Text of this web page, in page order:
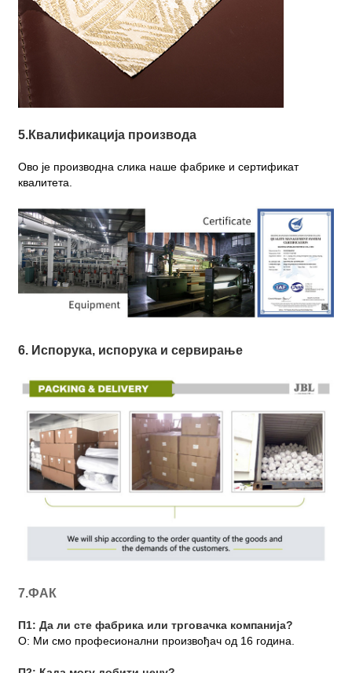
5.Квалификација производа
Ово је производна слика наше фабрике и сертификат
квалитета.
6. Испорука, испорука и сервирање
7.ФАК
П1: Да ли сте фабрика или трговачка компанија?
О: Ми смо професионални произвођач од 16 година.